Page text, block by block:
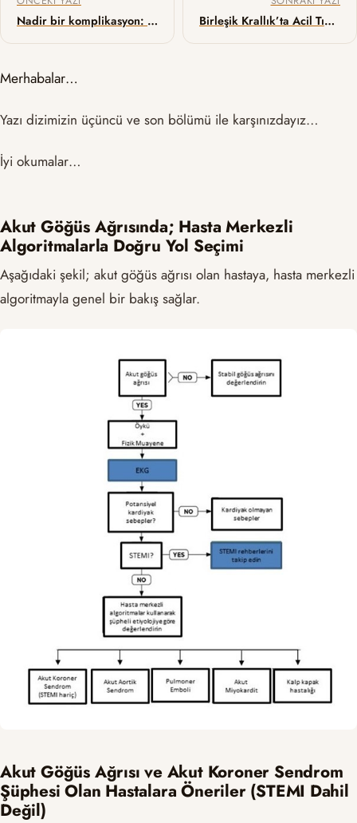
Nadir bir komplikasyon: Tirotoksik Hipokalemik Periyodik Paralizi Birleşik Krallık’ta Acil Tıp Müfredatı
Merhabalar…
Yazı dizimizin üçüncü ve son bölümü ile karşınızdayız…
İyi okumalar…
Akut Göğüs Ağrısında; Hasta Merkezli
Algoritmalarla Doğru Yol Seçimi
Aşağıdaki şekil; akut göğüs ağrısı olan hastaya, hasta merkezli
algoritmayla genel bir bakış sağlar.
Akut Göğüs Ağrısı ve Akut Koroner Sendrom
Şüphesi Olan Hastalara Öneriler (STEMI Dahil
Değil)